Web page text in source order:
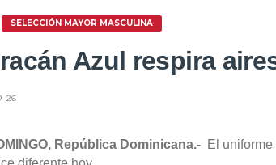
SELECCIÓN MAYOR MASCULINA
Azul respira
26
República Dominicana.- El